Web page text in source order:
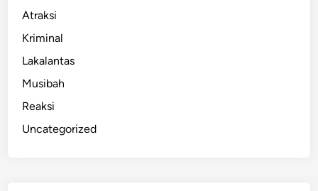
Atraksi
Kriminal
Lakalantas
Musibah
Reaksi
Uncategorized